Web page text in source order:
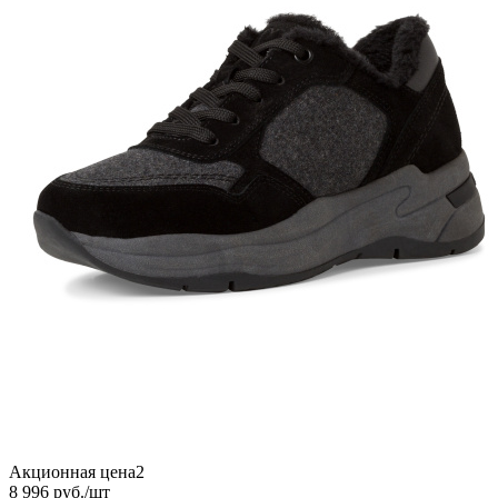
Акционная цена2
8 996 руб./шт